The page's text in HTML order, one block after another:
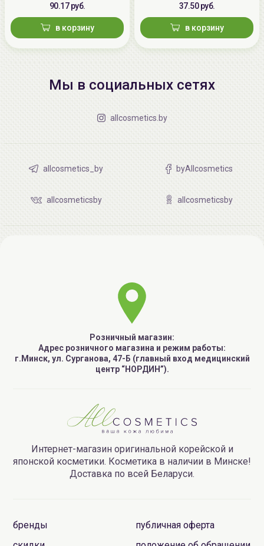
90.17 руб.
в корзину
37.50 руб.
в корзину
Мы в социальных сетях
allcosmetics.by
allcosmetics_by byAllcosmetics
allcosmeticsby allcosmeticsby
Розничный магазин:
Адрес розничного магазина и режим работы:
г.Минск, ул. Сурганова, 47-Б (главный вход медицинский
центр “НОРДИН”).
Интернет-магазин оригинальной корейской и
японской косметики. Косметика в наличии в Минске!
Доставка по всей Беларуси.
бренды
публичная оферта